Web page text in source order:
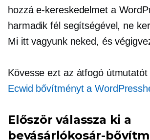
hozzá e-kereskedelmet a
harmadik fél segítségével, ne
Mi itt vagyunk neked, és
Kövesse ezt az átfogó útmutatót
Ecwid bővítményt a
Először válassza ki a
bevásárlókosár-